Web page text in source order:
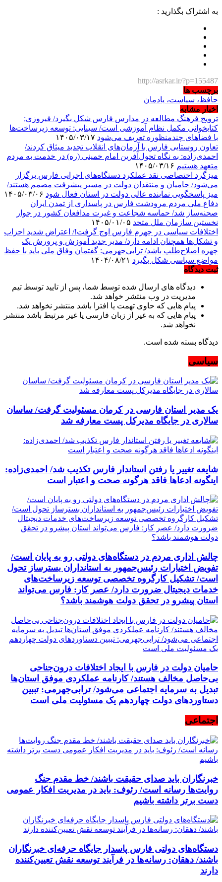
به اشتراک بگذارید :
http://asrkar.ir/?p=155487
برچسب ها
حافظ، سیاست، یادمان
اخبار مشابه
ترویج فرهنگ مطالعه در مدارس فارس شکل بگیرد/ فیروزی:
کتابخوانی مکمل نظام آموزشی است/ سینایی: توسعه زیرساخت‌ها
با فضاهای چندمنظوره تعریف می‌شود
تعاون روستایی فارس با آرمان‌های انقلاب تجدید میثاق کردند/
احمدی‌زاده: به نگاه تحول‌آفرین امام خمینی (ره) در خدمت به مردم
متعهد هستیم
میزگرد اختصاصی نقد عملکرد دستگاه‌های اجرایی فارس برگزار
می‌شود/ حامیان و منتقدان دولت در مسیر پیشرفت مصمم هستند/
میز پاسخگویی نماینده عالی دولت در استان فعال شود
دفاع ملی مردم مرودشت فارس در پاسداری از تمدن ایران
صحنه‌ساز شد/ حماسه شجاعت و غیرت مدافعان کشور در جوار
نخستین سازمان ملل متحد
اختلافات سیاسی در جهرم فارس اوج گرفت!/ اعتراض شدید احزاب
و تشکل‌ها همچنان ادامه دارد/ مدیر جدید آموزش و پرورش یک
چهره اصلاح‌طلب باشد/ ترابی‌جهرمی: گفتمان وفاق ملی باید با حفظ
مواضع سیاسی شکل بگیرد
ثبت دیدگاه
دیدگاه های ارسال شده توسط شما، پس از تایید توسط تیم
مدیریت در وب منتشر خواهد شد.
پیام هایی که حاوی تهمت یا افترا باشد منتشر نخواهد شد.
پیام هایی که به غیر از زبان فارسی یا غیر مرتبط باشد منتشر
نخواهد شد.
دیدگاه بسته شده است.
سیاسی
یک مدیر استان فارسی در کرمان مسئولیت گرفت/ ساسان
سالاری در جایگاه مدیرکل پست معارفه شد
شایعه تغییر یا رفتن استاندار فارس تکذیب شد/ احمدی‌زاده:
اینگونه ادعاها فاقد هرگونه صحت و اعتبار است
چالش اداری مردم در دستگاه‌های دولتی رو به پایان است/
تفویض اختیارات رئیس‌جمهور به استانداران بسترساز تحول
است/ تشکیل کارگروه تخصصی توسعه زیرساخت‌های
خدمات دیجیتال ضرورت دارد/ عصر کار: فارس می‌تواند
استان پیشرو در تحقق دولت هوشمند باشد؟
حامیان دولت در فارس با ایجاد اختلافات درون‌جناحی
بی‌حاصل مخالف هستند/ کارنامه عملکردی موفق استان‌ها
تبدیل به سرمایه اجتماعی می‌شود/ ترابی‌جهرمی: تببین
دستاوردهای دولت چهاردهم یک مسئولیت ملی است
اجتماعی
خبرنگاران باید صدای حقیقت باشند/ خط مقدم جنگ
روایت‌ها رسانه است/ رئوف: باید در مدیریت افکار عمومی
دست برتر داشته باشیم
دستگاه‌های دولتی فارس پاسدار جایگاه حرفه‌ای خبرنگاران
باشند/ دهقان: رسانه‌ها در فرآیند توسعه نقش تعیین‌کننده
دارند